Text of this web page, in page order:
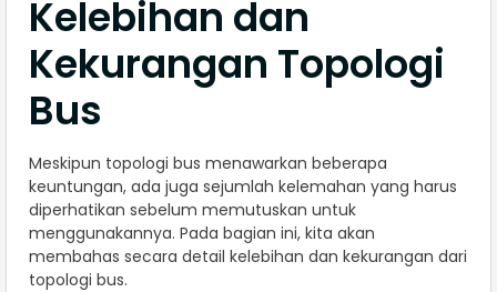
Kelebihan dan
Kekurangan Topologi
Bus
Meskipun topologi bus menawarkan beberapa
keuntungan, ada juga sejumlah kelemahan yang harus
diperhatikan sebelum memutuskan untuk
menggunakannya. Pada bagian ini, kita akan
membahas secara detail kelebihan dan kekurangan dari
topologi bus.